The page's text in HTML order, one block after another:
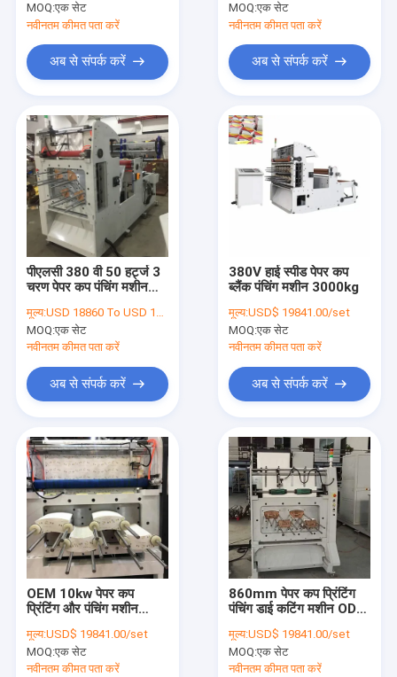
MOQ:एक सेट
नवीनतम कीमत पता करें
अब से संपर्क करें
MOQ:एक सेट
नवीनतम कीमत पता करें
अब से संपर्क करें
पीएलसी 380 वी 50 हर्ट्ज 3
चरण पेपर कप पंचिंग मशीन
मिमी
मूल्य:USD 18860 To USD 19000 Per Set
MOQ:एक सेट
नवीनतम कीमत पता करें
अब से संपर्क करें
380V हाई स्पीड पेपर कप
ब्लैंक पंचिंग मशीन 3000kg
मूल्य:USD$ 19841.00/set
MOQ:एक सेट
नवीनतम कीमत पता करें
अब से संपर्क करें
OEM 10kw पेपर कप
प्रिंटिंग और पंचिंग मशीन
मूल्य:USD$ 19841.00/set
MOQ:एक सेट
नवीनतम कीमत पता करें
860mm पेपर कप प्रिंटिंग
पंचिंग डाई कटिंग मशीन ODM
मूल्य:USD$ 19841.00/set
MOQ:एक सेट
नवीनतम कीमत पता करें